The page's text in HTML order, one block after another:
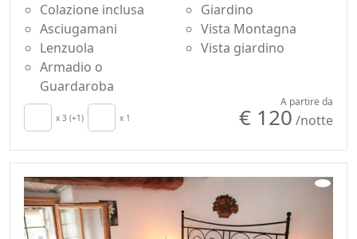
Colazione inclusa
Asciugamani
Lenzuola
Armadio o
Guardaroba
Giardino
Vista Montagna
Vista giardino
x 3 (+1) x 1
A partire da
€ 120 /notte